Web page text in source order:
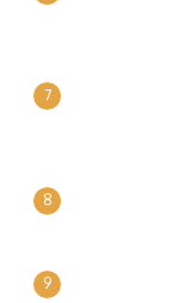
7
8
9